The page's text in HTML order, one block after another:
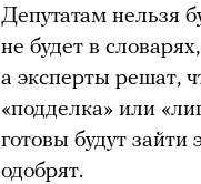
Депутатам нельзя
не будет в
а эксперты решат,
«подделка» или
готовы будут
одобрят.